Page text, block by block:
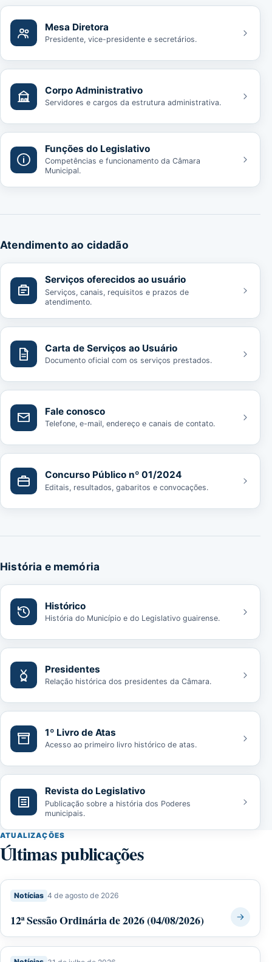
Mesa Diretora
Presidente, vice-presidente e secretários.
Corpo Administrativo
Servidores e cargos da estrutura administrativa.
Funções do Legislativo
Competências e funcionamento da Câmara
Municipal.
Atendimento ao cidadão
Serviços oferecidos ao usuário
Serviços, canais, requisitos e prazos de
atendimento.
Carta de Serviços ao Usuário
Documento oficial com os serviços prestados.
Fale conosco
Telefone, e-mail, endereço e canais de contato.
Concurso Público nº 01/2024
Editais, resultados, gabaritos e convocações.
História e memória
Histórico
História do Município e do Legislativo guairense.
Presidentes
Relação histórica dos presidentes da Câmara.
1º Livro de Atas
Acesso ao primeiro livro histórico de atas.
Revista do Legislativo
Publicação sobre a história dos Poderes
municipais.
ATUALIZAÇÕES
Últimas publicações
Notícias 4 de agosto de 2026
12ª Sessão Ordinária de 2026 (04/08/2026)